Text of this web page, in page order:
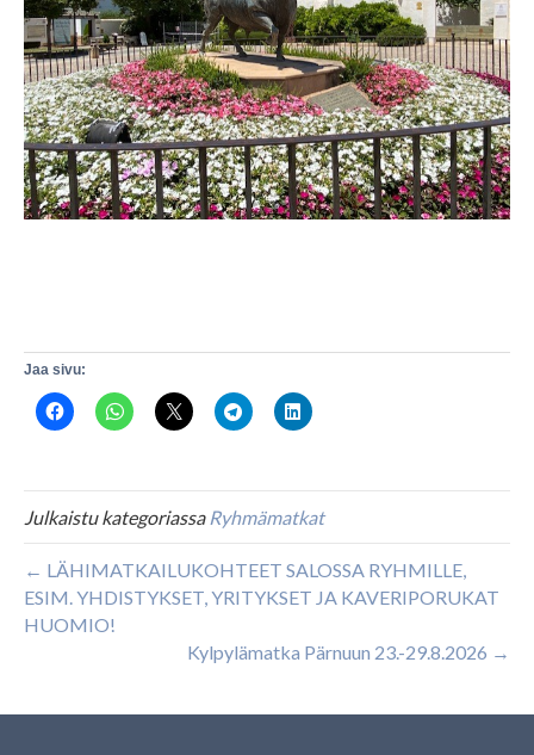
Jaa sivu:
Julkaistu kategoriassa Ryhmämatkat
← LÄHIMATKAILUKOHTEET SALOSSA RYHMILLE,
ESIM. YHDISTYKSET, YRITYKSET JA KAVERIPORUKAT
HUOMIO!
Kylpylämatka Pärnuun 23.-29.8.2026 →